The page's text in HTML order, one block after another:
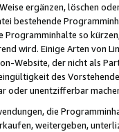
ergänzen, löschen
bestehende
so
wird. Einige Arten von
Website, der nicht als
des
oder unentzifferbar
die
weitergeben,